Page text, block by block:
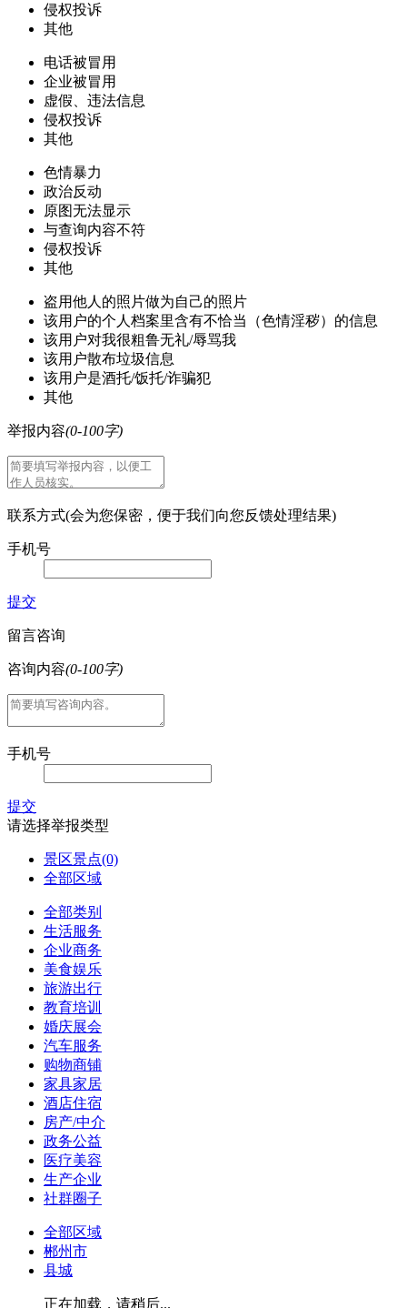
侵权投诉
其他
电话被冒用
企业被冒用
虚假、违法信息
侵权投诉
其他
色情暴力
政治反动
原图无法显示
与查询内容不符
侵权投诉
其他
盗用他人的照片做为自己的照片
该用户的个人档案里含有不恰当（色情淫秽）的信息
该用户对我很粗鲁无礼/辱骂我
该用户散布垃圾信息
该用户是酒托/饭托/诈骗犯
其他
举报内容(0-100字)
联系方式(会为您保密，便于我们向您反馈处理结果)
手机号
提交
留言咨询
咨询内容(0-100字)
手机号
提交
请选择举报类型
景区景点(0)
全部区域
全部类别
生活服务
企业商务
美食娱乐
旅游出行
教育培训
婚庆展会
汽车服务
购物商铺
家具家居
酒店住宿
房产/中介
政务公益
医疗美容
生产企业
社群圈子
全部区域
郴州市
县城
正在加载，请稍后...